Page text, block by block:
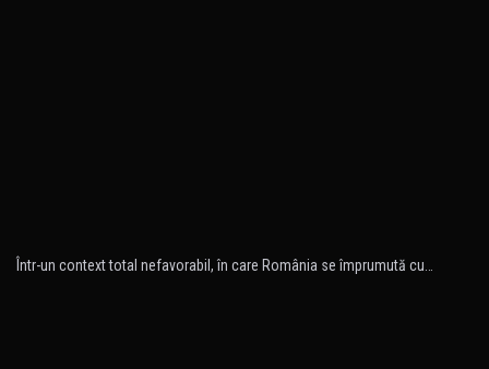
Într-un context total nefavorabil, în care România se împrumută cu…